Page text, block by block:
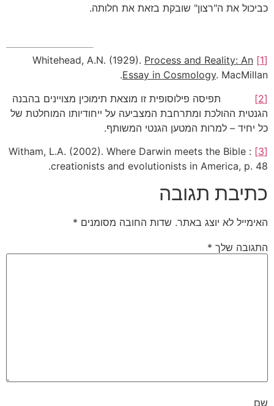
כביכול את ה"רצון" שובקת בזאת את חלותה.
[1]
Process and Reality: An
Essay in Cosmology. MacMillan.
[2]
תפיסה פילוסופית זו מוצאת תימוכין מצויינים בהבנה
הגנטית ההולכת ומתרחבת המצביעה על ייחודיותו המוחלטת של
כל יחיד – למרות המטען הגנטי המשותף.
[3]
Witham, L.A. (2002). Where Darwin meets the Bible :
creationists and evolutionists in America, p. 48.
כתיבת תגובה
האימייל לא יוצג באתר. שדות החובה מסומנים *
התגובה שלך *
שם